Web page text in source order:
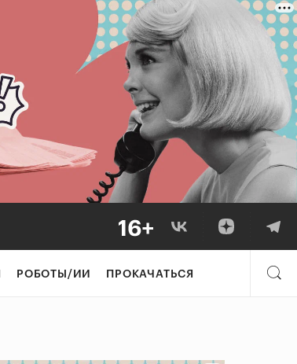
РОБОТЫ/ИИ ПРОКАЧАТЬСЯ